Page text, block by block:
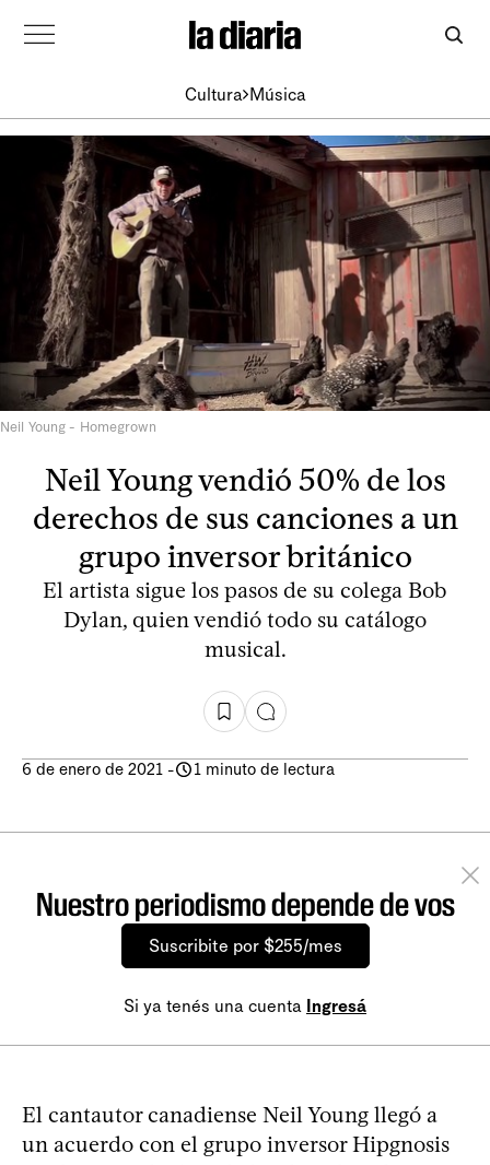
Cultura Música
Neil Young - Homegrown
Neil Young vendió 50% de los
derechos de sus canciones a un
grupo inversor británico
El artista sigue los pasos de su colega Bob
Dylan, quien vendió todo su catálogo
musical.
6 de enero de 2021 - 1 minuto de lectura
Nuestro periodismo depende de vos
Suscribite por $255/mes
Si ya tenés una cuenta Ingresá
El cantautor canadiense Neil Young llegó a
un acuerdo con el grupo inversor Hipgnosis